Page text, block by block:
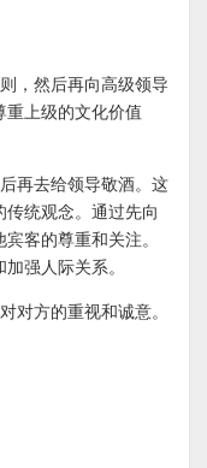
，然后再向高级领导
上级的文化价值
再去给领导敬酒。这
统观念。通过先向
客的尊重和关注。
强人际关系。
对方的重视和诚意。